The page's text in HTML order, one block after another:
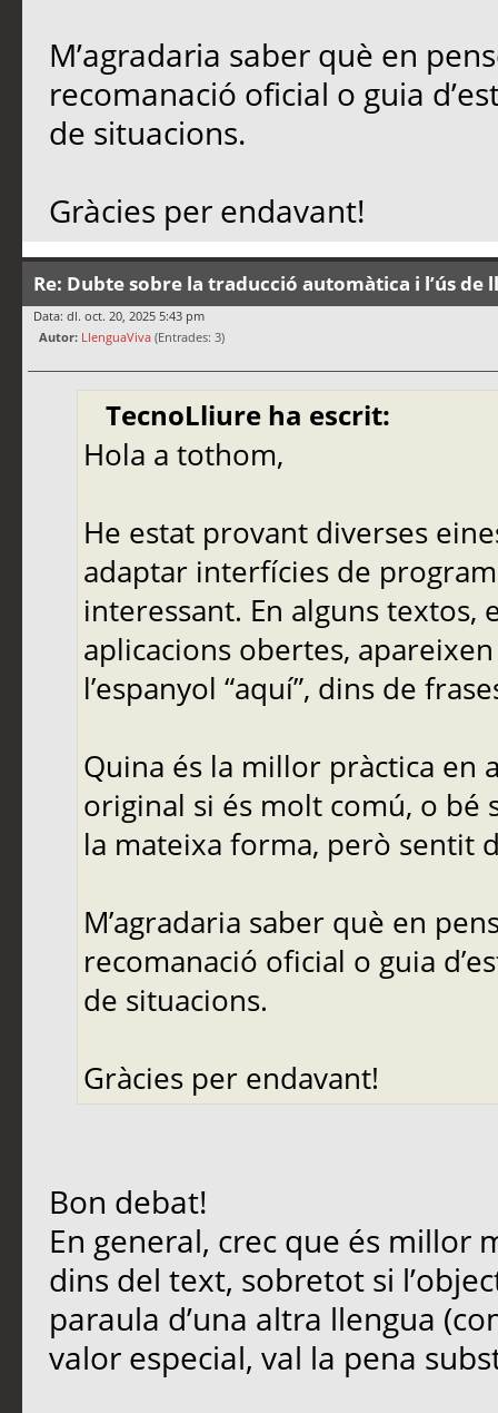
M’agradaria saber què en
recomanació oficial o guia
de situacions.
Gràcies per endavant!
Re: Dubte sobre la traducció automàtica i l’ús de
Data: dl. oct. 20, 2025 5:43 pm
Autor: LlenguaViva (Entrades: 3)
TecnoLliure ha escrit:
Hola a tothom,
He estat provant diverses
adaptar interfícies de
interessant. En alguns
aplicacions obertes,
l’espanyol “aquí”, dins de
Quina és la millor pràctica en
original si és molt comú, o
la mateixa forma, però sentit
M’agradaria saber què en
recomanació oficial o guia
de situacions.
Gràcies per endavant!
Bon debat!
En general, crec que és millor
dins del text, sobretot si
paraula d’una altra llengua
valor especial, val la pena